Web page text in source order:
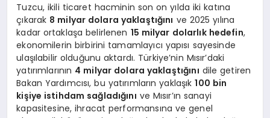
Tuzcu, ikili ticaret hacminin son on yılda iki katına
çıkarak 8 milyar dolara yaklaştığını ve 2025 yılına
kadar ortaklaşa belirlenen 15 milyar dolarlık hedefin,
ekonomilerin birbirini tamamlayıcı yapısı sayesinde
ulaşılabilir olduğunu aktardı. Türkiye’nin Mısır’daki
yatırımlarının 4 milyar dolara yaklaştığını dile getiren
Bakan Yardımcısı, bu yatırımların yaklaşık100 bin
kişiye istihdam sağladığını ve Mısır’ın sanayi
kapasitesine, ihracat performansına ve genel